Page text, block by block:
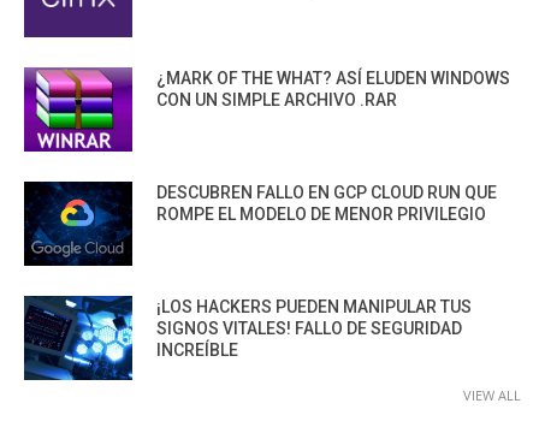
¿MARK OF THE WHAT? ASÍ ELUDEN WINDOWS
CON UN SIMPLE ARCHIVO .RAR
DESCUBREN FALLO EN GCP CLOUD RUN QUE
ROMPE EL MODELO DE MENOR PRIVILEGIO
¡LOS HACKERS PUEDEN MANIPULAR TUS
SIGNOS VITALES! FALLO DE SEGURIDAD
INCREÍBLE
VIEW ALL